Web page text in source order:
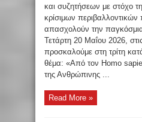
και συζητήσεων με στόχο
κρίσιμων
απασχολούν την
Τετάρτη 20 Μαΐου 2026,
προσκαλούμε στη τρίτη
θέμα: «Από τον Homo
της Ανθρώπινης ...
Read More »